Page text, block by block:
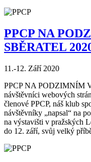
PPCP NA
SBĚRATEL
11.-12. Září 2020
PPCP NA PODZIMNÍM
návštěvníci webových
členové PPCP, náš klub
návštěvníky „napsal“ na
na výstavišti v pražských
do 12. září, svůj velký